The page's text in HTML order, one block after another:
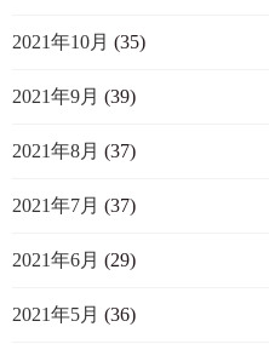
2021年10月 (35)
2021年9月 (39)
2021年8月 (37)
2021年7月 (37)
2021年6月 (29)
2021年5月 (36)